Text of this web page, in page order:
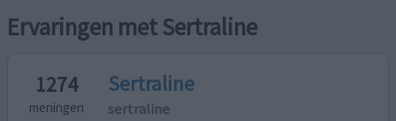
Ervaringen met Sertraline
1274
meningen
Sertraline
sertraline